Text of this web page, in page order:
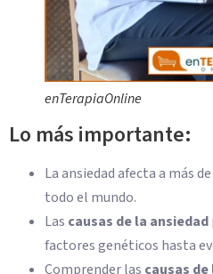
enTerapiaOnline
Lo más importante:
La ansiedad afecta a más
todo el mundo.
Las causas de la ansiedad
factores genéticos hasta
Comprender las causas